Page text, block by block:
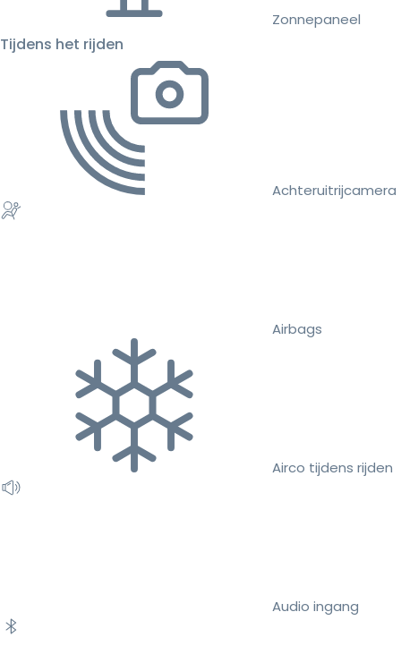
Zonnepaneel
Tijdens het rijden
Achteruitrijcamera
Airbags
Airco tijdens rijden
Audio ingang